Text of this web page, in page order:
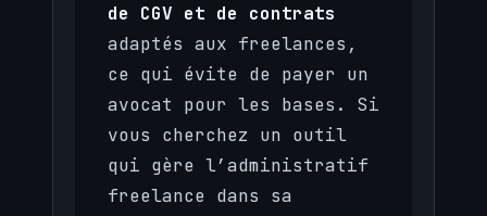
de CGV et de contrats
adaptés aux freelances,
ce qui évite de payer un
avocat pour les bases. Si
vous cherchez un outil
qui gère l’administratif
freelance dans sa